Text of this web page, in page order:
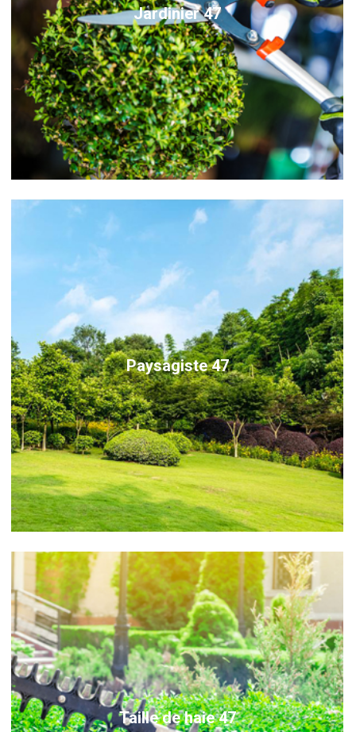
Jardinier 47
Paysagiste 47
Taille de haie 47